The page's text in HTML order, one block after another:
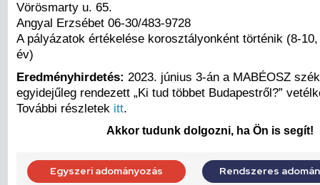
Vörösmarty u. 65.
Angyal Erzsébet 06-30/483-9728
A pályázatok értékelése korosztályonként történik (8-
év)
Eredményhirdetés: 2023. június 3-án a MABÉOSZ
egyidejűleg rendezett „Ki tud többet Budapestről?”
További részletek itt.
Akkor tudunk dolgozni, ha Ön is segít!